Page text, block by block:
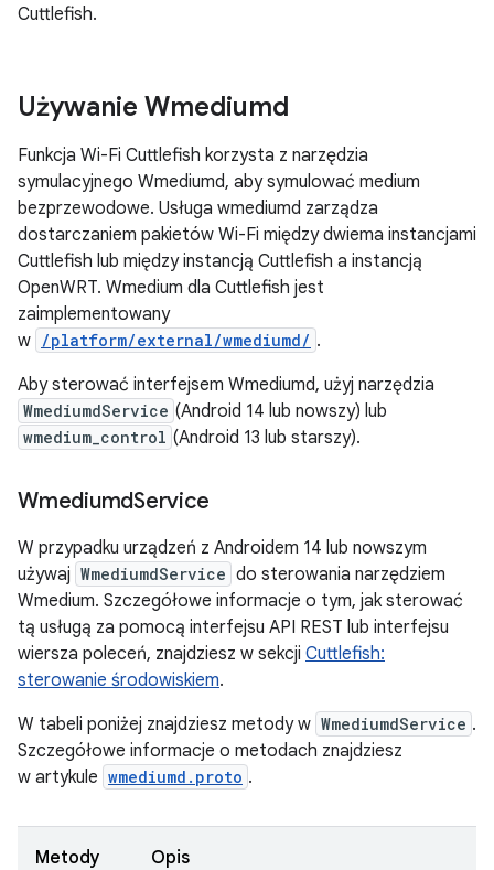
Cuttlefish.
Używanie Wmediumd
Funkcja Wi-Fi Cuttlefish korzysta z narzędzia
symulacyjnego Wmediumd, aby symulować medium
bezprzewodowe. Usługa wmediumd zarządza
dostarczaniem pakietów Wi-Fi między dwiema instancjami
Cuttlefish lub między instancją Cuttlefish a instancją
OpenWRT. Wmedium dla Cuttlefish jest
zaimplementowany
w /platform/external/wmediumd/ .
Aby sterować interfejsem Wmediumd, użyj narzędzia
WmediumdService (Android 14 lub nowszy) lub
wmedium_control (Android 13 lub starszy).
WmediumdService
W przypadku urządzeń z Androidem 14 lub nowszym
używaj WmediumdService do sterowania narzędziem
Wmedium. Szczegółowe informacje o tym, jak sterować
tą usługą za pomocą interfejsu API REST lub interfejsu
wiersza poleceń, znajdziesz w sekcji Cuttlefish:
sterowanie środowiskiem.
W tabeli poniżej znajdziesz metody w WmediumdService .
Szczegółowe informacje o metodach znajdziesz
w artykule wmediumd.proto .
Metody Opis